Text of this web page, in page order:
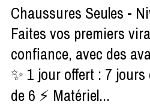
Chaussures Seules -
Faites vos premiers
confiance, avec des
✨ 1 jour offert : 7
de 6 ⚡ Matériel...